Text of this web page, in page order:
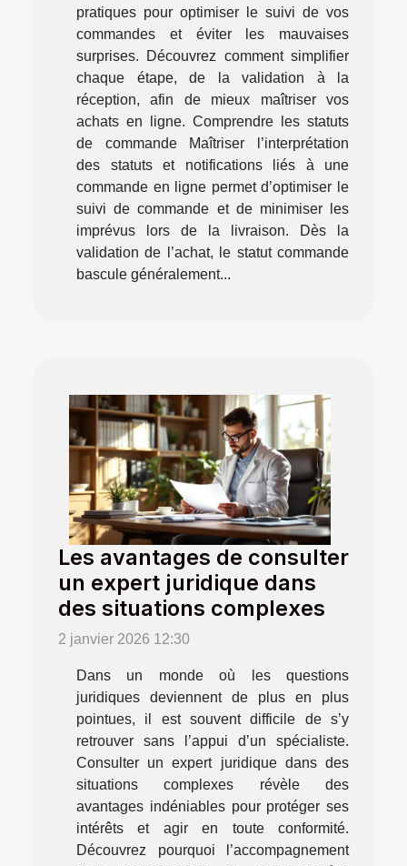
pratiques pour optimiser le suivi de vos
commandes et éviter les mauvaises
surprises. Découvrez comment simplifier
chaque étape, de la validation à la
réception, afin de mieux maîtriser vos
achats en ligne. Comprendre les statuts
de commande Maîtriser l’interprétation
des statuts et notifications liés à une
commande en ligne permet d’optimiser le
suivi de commande et de minimiser les
imprévus lors de la livraison. Dès la
validation de l’achat, le statut commande
bascule généralement...
Les avantages de consulter
un expert juridique dans
des situations complexes
2 janvier 2026 12:30
Dans un monde où les questions
juridiques deviennent de plus en plus
pointues, il est souvent difficile de s’y
retrouver sans l’appui d’un spécialiste.
Consulter un expert juridique dans des
situations complexes révèle des
avantages indéniables pour protéger ses
intérêts et agir en toute conformité.
Découvrez pourquoi l’accompagnement